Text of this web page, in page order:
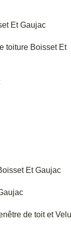
Et Gaujac
toiture Boisset Et
Et Gaujac
de toit et